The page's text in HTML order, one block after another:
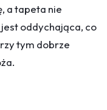
a tapeta nie
jest oddychająca, co
tym dobrze